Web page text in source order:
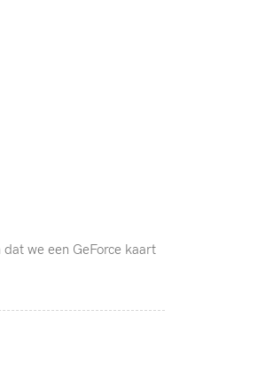
we een GeForce kaart